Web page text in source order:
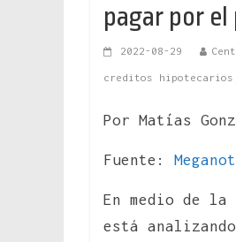
pagar por
2022-08-29
creditos hipotecarios
Por Matías
Fuente:
En medio de
está